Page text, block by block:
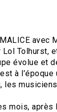
avec
Tolhurst,
évolue et
à
les
mois, après